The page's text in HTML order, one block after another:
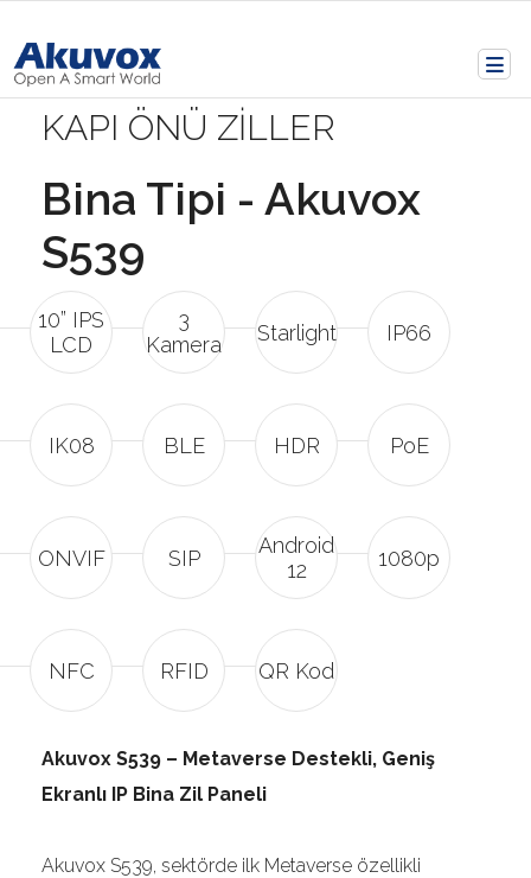
KAPI ÖNÜ ZİLLER
Bina Tipi - Akuvox
S539
10” IPS
LCD
3
Kamera
Starlight IP66
IK08 BLE HDR PoE
ONVIF SIP
Android
12
1080p
NFC RFID QR Kod
Akuvox S539 – Metaverse Destekli, Geniş
Ekranlı IP Bina Zil Paneli
Akuvox S539, sektörde ilk Metaverse özellikli